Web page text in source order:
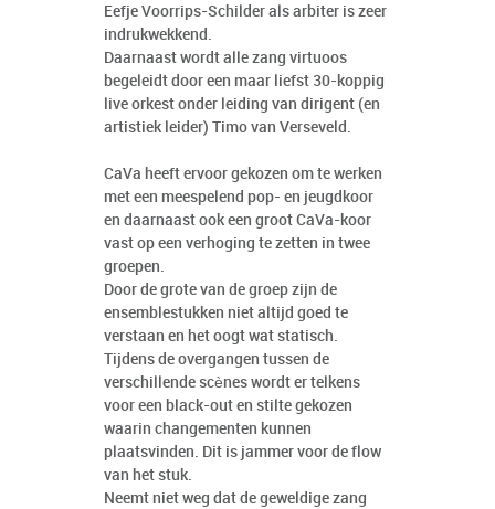
Eefje Voorrips-Schilder als arbiter is zeer
indrukwekkend.
Daarnaast wordt alle zang virtuoos
begeleidt door een maar liefst 30-koppig
live orkest onder leiding van dirigent (en
artistiek leider) Timo van Verseveld.
CaVa heeft ervoor gekozen om te werken
met een meespelend pop- en jeugdkoor
en daarnaast ook een groot CaVa-koor
vast op een verhoging te zetten in twee
groepen.
Door de grote van de groep zijn de
ensemblestukken niet altijd goed te
verstaan en het oogt wat statisch.
Tijdens de overgangen tussen de
verschillende scènes wordt er telkens
voor een black-out en stilte gekozen
waarin changementen kunnen
plaatsvinden. Dit is jammer voor de flow
van het stuk.
Neemt niet weg dat de geweldige zang